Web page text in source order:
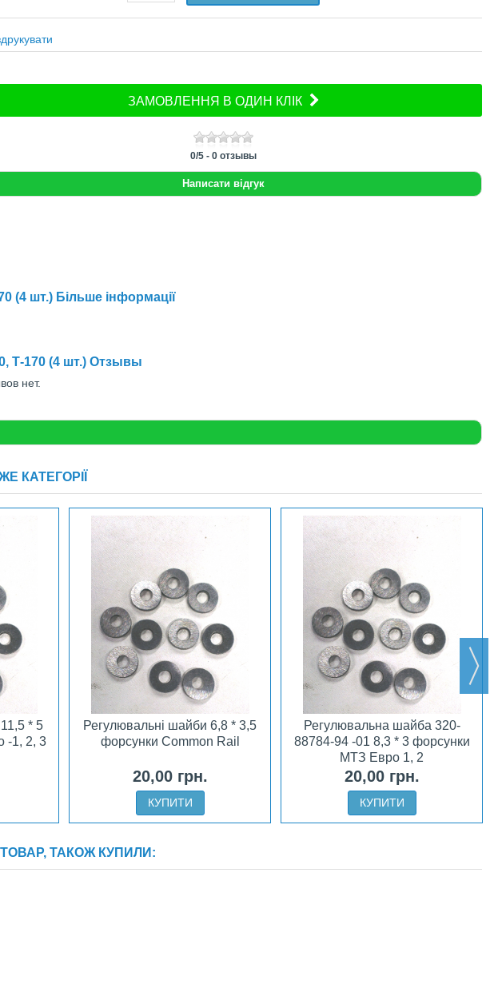
ЗАМОВЛЕННЯ В ОДИН КЛІК
0/5 - 0 отзывы
Написати відгук
(4 шт.) Більше інформації
Т-170 (4 шт.) Отзывы
нет.
КАТЕГОРІЇ
* 5
-1, 2, 3
Регулювальні шайби 6,8 * 3,5
форсунки Common Rail
20,00 грн.
КУПИТИ
Регулювальна шайба 320-
88784-94 -01 8,3 * 3 форсунки
МТЗ Евро 1, 2
20,00 грн.
КУПИТИ
ТАКОЖ КУПИЛИ: